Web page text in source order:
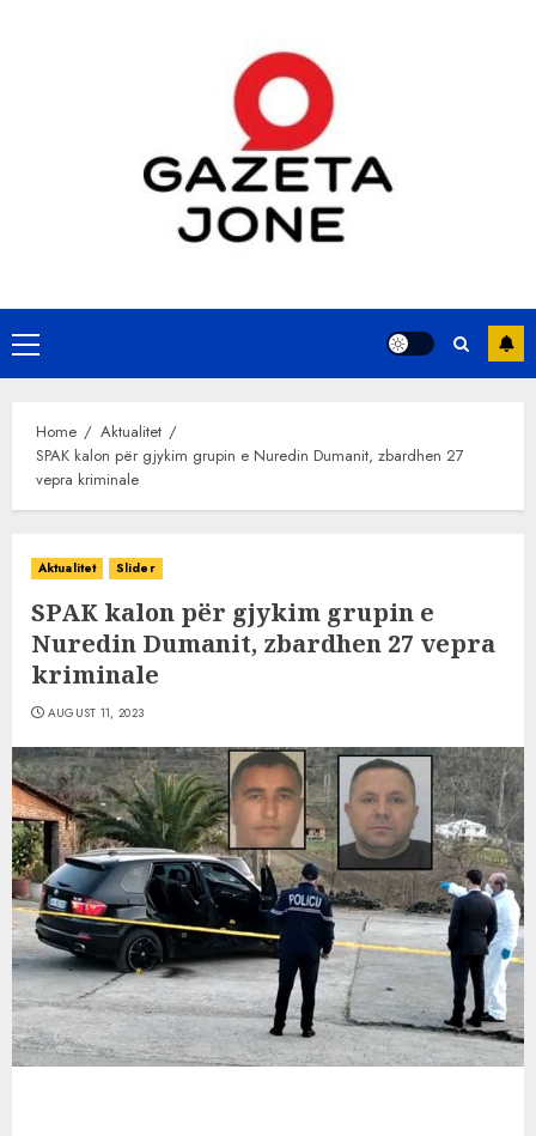
Primary
Menu
Home
Aktualitet
SPAK kalon për gjykim grupin e Nuredin Dumanit, zbardhen 27
vepra kriminale
Aktualitet Slider
SPAK kalon për gjykim grupin e
Nuredin Dumanit, zbardhen 27 vepra
kriminale
AUGUST 11, 2023